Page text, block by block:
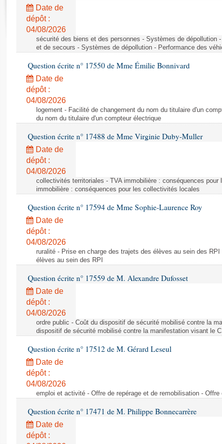
Rapports législatifs
Rapports sur l'application des lois
Baromètre de l’application des lois
Dossiers législatifs
Budget et sécurité sociale
Questions écrites et orales
Comptes rendus des débats
Date de
dépôt :
04/08/2026
sécurité des biens et des personnes - Systèmes de dépollution
et de secours - Systèmes de dépollution - Performance des
Question écrite n° 17550 de Mme Émilie Bonnivard
Date de
dépôt :
04/08/2026
logement - Facilité de changement du nom du titulaire d'un
du nom du titulaire d'un compteur électrique
Question écrite n° 17488 de Mme Virginie Duby-Muller
Date de
dépôt :
04/08/2026
collectivités territoriales - TVA immobilière : conséquences
immobilière : conséquences pour les collectivités locales
Question écrite n° 17594 de Mme Sophie-Laurence Roy
Date de
dépôt :
04/08/2026
ruralité - Prise en charge des trajets des élèves au sein des
élèves au sein des RPI
Question écrite n° 17559 de M. Alexandre Dufosset
Date de
dépôt :
04/08/2026
ordre public - Coût du dispositif de sécurité mobilisé contre la
dispositif de sécurité mobilisé contre la manifestation visant le
Question écrite n° 17512 de M. Gérard Leseul
Date de
dépôt :
04/08/2026
emploi et activité - Offre de repérage et de remobilisation -
Question écrite n° 17471 de M. Philippe Bonnecarrère
Date de
dépôt :